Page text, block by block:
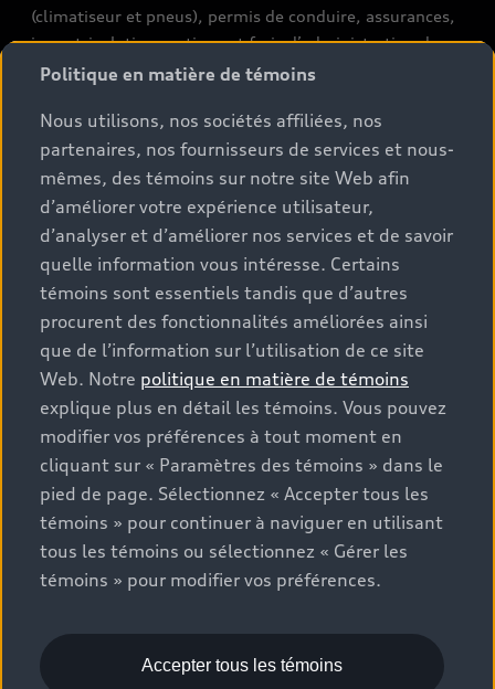
(climatiseur et pneus), permis de conduire, assurances,
immatriculation, options et frais d’administration des
concessionnaires. Les conditions et prix de vente réels
les pages de recherche de stocks de véhicules neufs et
d’occasion sont des prix de vente, tels que fixés par les
concessionnaires, et incluent les frais applicables tels
que les frais de transport et d’inspection de
prélivraison, les taxes environnementales (pour les
véhicules neufs) et les frais d’administration des
concessionnaires, mais n’incluent pas les taxes de
vente. Veuillez noter que les prix indiqués sur la page «
Estimation des paiements » correspondent aux PDSF
figurant sur la page « Configuration et prix » (à titre
informatif) et aux prix de vente figurant sur les pages
de recherche des stocks de véhicules neufs ou
d’occasion (prix de vente réels). Sur les pages de
renseignements généraux sur les véhicules, les modèles
sont présentés à titre d’exemple seulement et peuvent
inclure des caractéristiques qui ne sont pas offertes sur
les modèles canadiens. Bien que des efforts soient faits
pour garantir l’exactitude, des erreurs peuvent survenir
spécifications du modèle actuel. Tous droits réservés.
Les marques de commerce Audi AG sont utilisées sous
Politique en matière de témoins
Nous utilisons, nos sociétés affiliées, nos
partenaires, nos fournisseurs de services et nous-
mêmes, des témoins sur notre site Web afin
d’améliorer votre expérience utilisateur,
d’analyser et d’améliorer nos services et de savoir
quelle information vous intéresse. Certains
témoins sont essentiels tandis que d’autres
procurent des fonctionnalités améliorées ainsi
que de l’information sur l’utilisation de ce site
Web. Notre politique en matière de témoins
explique plus en détail les témoins. Vous pouvez
modifier vos préférences à tout moment en
cliquant sur « Paramètres des témoins » dans le
pied de page. Sélectionnez « Accepter tous les
témoins » pour continuer à naviguer en utilisant
tous les témoins ou sélectionnez « Gérer les
témoins » pour modifier vos préférences.
Accepter tous les témoins